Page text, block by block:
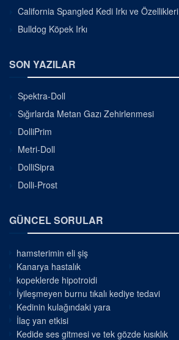
California Spangled Kedi Irkı ve Özellikleri
Bulldog Köpek Irkı
SON YAZILAR
Spektra-Doll
Sığırlarda Metan Gazı Zehirlenmesi
DolliPrim
Metri-Doll
DolliSipra
Dolli-Prost
GÜNCEL SORULAR
hamsterimin eli şiş
Kanarya hastalık
kopeklerde hipotroidi
İyileşmeyen burnu tıkalı kediye tedavi
Kedinin kulağındaki yara
İlaç yan etkisi
Kedide ses gitmesi ve tek gözde kısıklık